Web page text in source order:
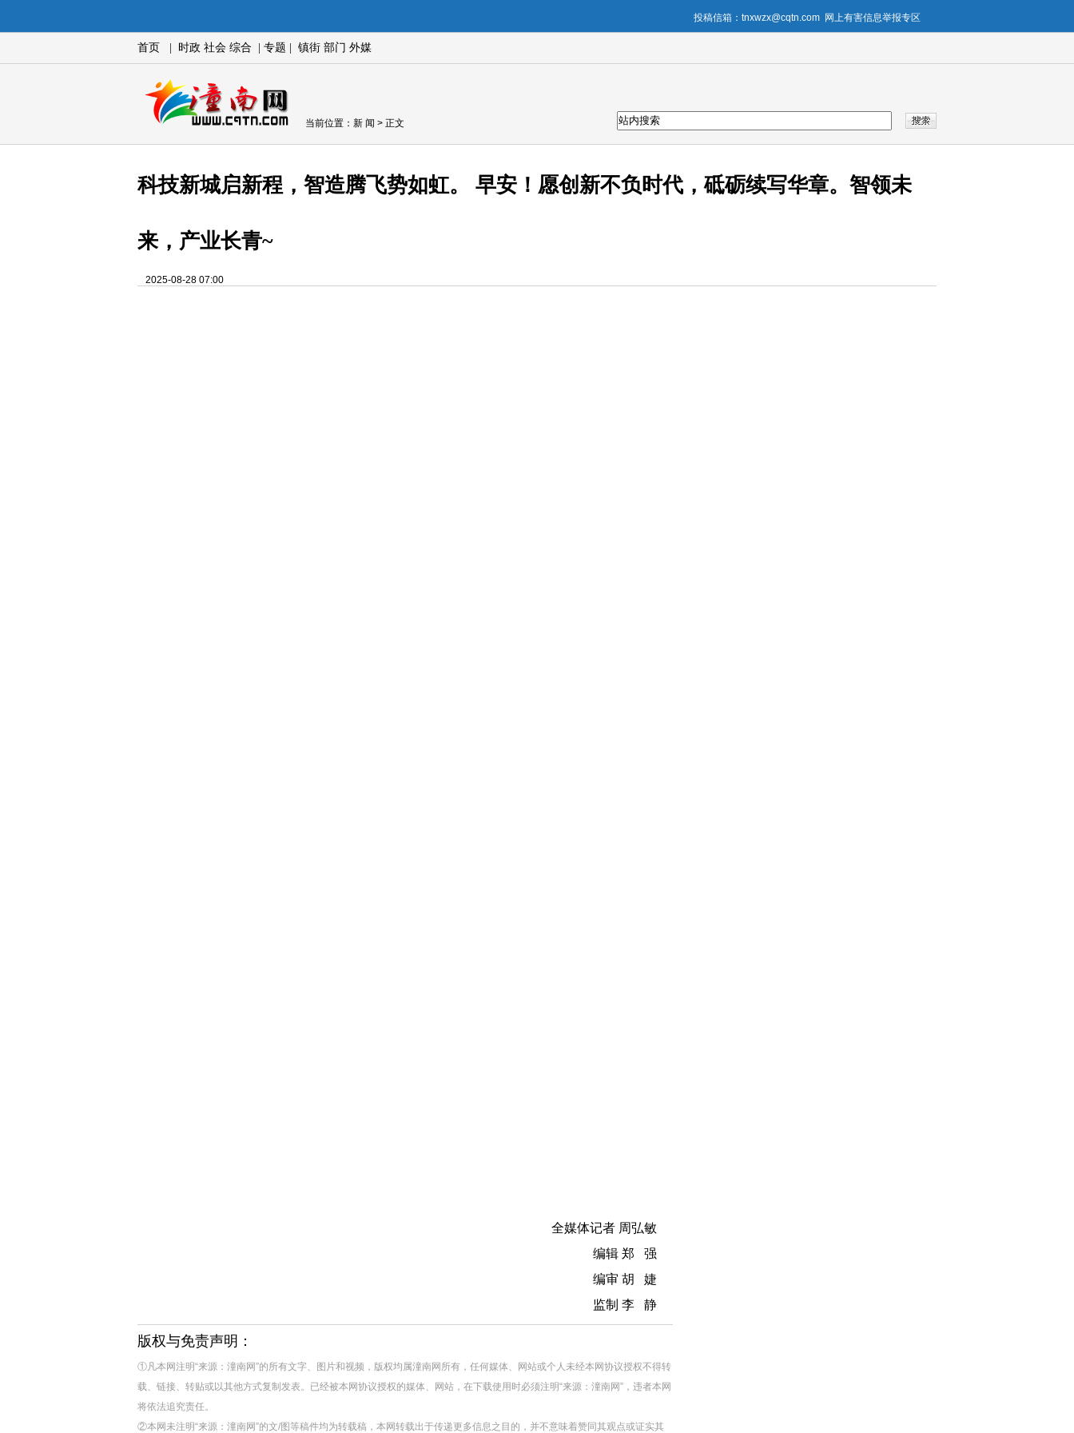
投稿信箱：tnxwzx@cqtn.com 网上有害信息举报专区
首页 时政 社会 综合 专题 镇街 部门 外媒
当前位置： 新 闻 > 正文
科技新城启新程，智造腾飞势如虹。 早安！愿创新不负时代，砥砺续写华章。智领未
来，产业长青~
2025-08-28 07:00
全媒体记者 周弘敏
编辑 郑 强
编审 胡 婕
监制 李 静
版权与免责声明：
①凡本网注明“来源：潼南网”的所有文字、图片和视频，版权均属潼南网所有，任何媒体、网站或个人未经本网协议授权不得转
载、链接、转贴或以其他方式复制发表。已经被本网协议授权的媒体、网站，在下载使用时必须注明“来源：潼南网”，违者本网
将依法追究责任。
②本网未注明“来源：潼南网”的文/图等稿件均为转载稿，本网转载出于传递更多信息之目的，并不意味着赞同其观点或证实其